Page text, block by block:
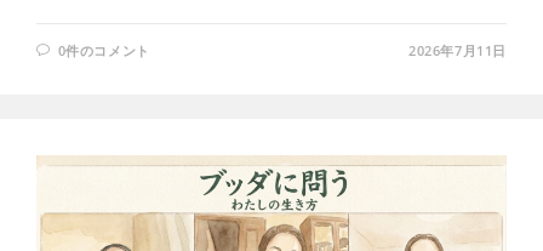
0件のコメント 2026年7月11日